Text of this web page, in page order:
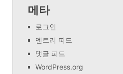
메타
로그인
엔트리 피드
댓글 피드
WordPress.org